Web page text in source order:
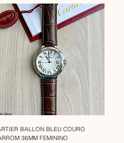
BALLON BLEU COURO
36MM FEMININO